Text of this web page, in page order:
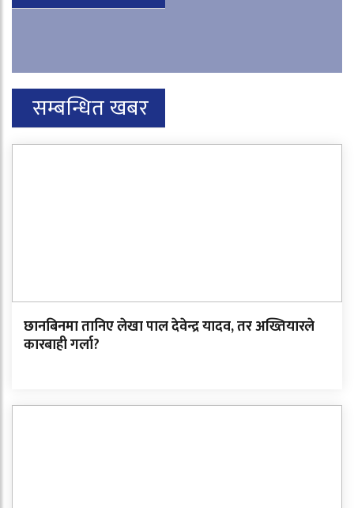
सम्बन्धित खबर
छानबिनमा तानिए लेखा पाल देवेन्द्र यादव, तर अख्तियारले
कारबाही गर्ला?